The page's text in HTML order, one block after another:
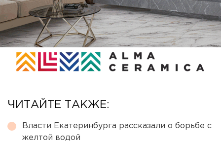
ЧИТАЙТЕ ТАКЖЕ:
Власти Екатеринбурга рассказали о борьбе с
желтой водой